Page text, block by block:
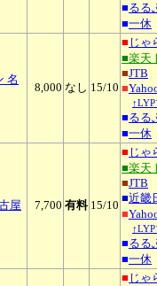
■るる
■一休
名
8,000 なし 15/10
■ じゃ
■楽天
■JTB
■
■るる
■一休
屋 7,700 有料 15/10
■ じゃ
■楽天
■JTB
■近畿
■
■るる
■一休
■ じゃ